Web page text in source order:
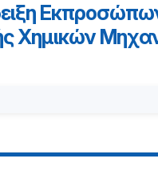
Χημικών